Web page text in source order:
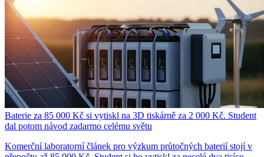
Baterie za 85 000 Kč si vytiskl na 3D tiskárně za 2 000 Kč. Student
dal potom návod zadarmo celému světu
Komerční laboratorní článek pro výzkum průtočných baterií stojí v